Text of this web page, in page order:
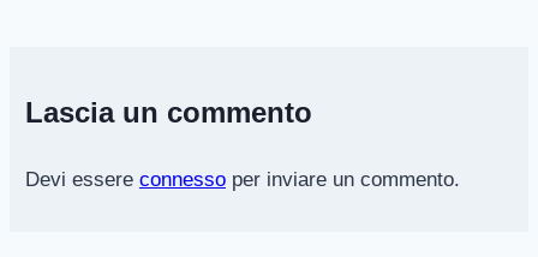
Lascia un commento
Devi essere connessoper inviare un commento.